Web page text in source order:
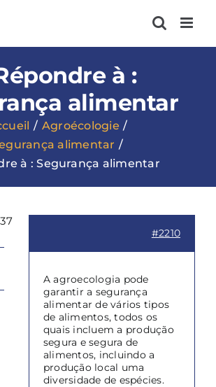
à :
alimentar
Agroécologie
alimentar
à : Segurança alimentar
#2210
A agroecologia pode
garantir a segurança
alimentar de vários tipos
de alimentos, todos os
quais incluem a produção
segura e segura de
alimentos, incluindo a
produção local uma
diversidade de espécies.